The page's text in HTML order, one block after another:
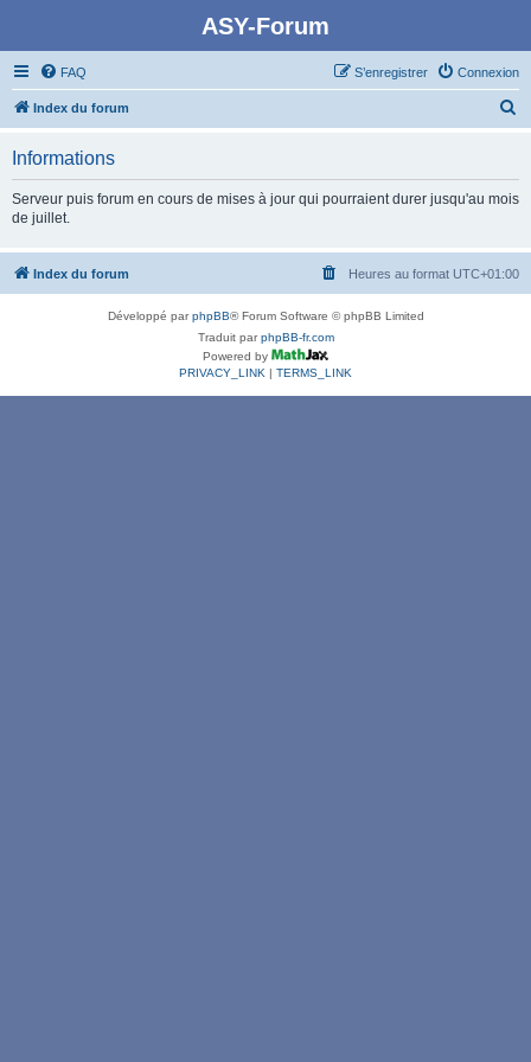
ASY-Forum
FAQ Connexion
S’enregistrer
Index du forum
c
Informations
Serveur puis forum en cours de mises à jour qui pourraient durer jusqu'au mois
de juillet.
Index du forum Heures au format UTC+01:00
Développé parphpBB® Forum Software © phpBB Limited
Traduit parphpBB-fr.com
Powered by
PRIVACY_LINK | TERMS_LINK